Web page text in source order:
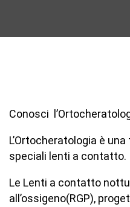
Conosci
L’Ortocheratologia è
speciali lenti a contatto.
Le Lenti a contatto
all’ossigeno(RGP),